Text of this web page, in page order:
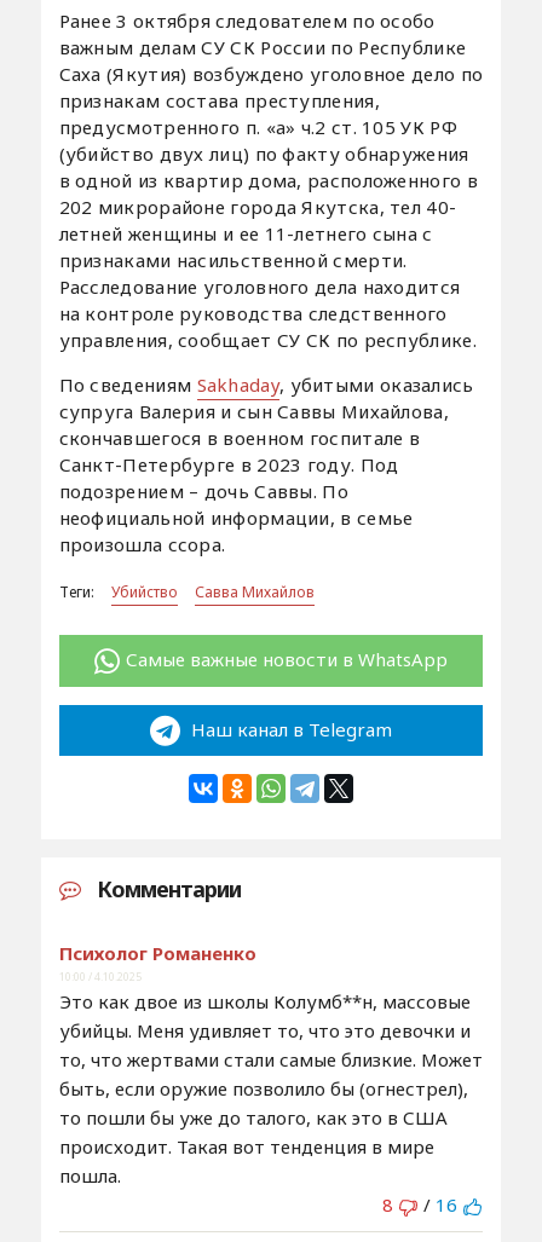
Ранее 3 октября следователем по особо
важным делам СУ СК России по Республике
Саха (Якутия) возбуждено уголовное дело по
признакам состава преступления,
предусмотренного п. «а» ч.2 ст. 105 УК РФ
(убийство двух лиц) по факту обнаружения
в одной из квартир дома, расположенного в
202 микрорайоне города Якутска, тел 40-
летней женщины и ее 11-летнего сына с
признаками насильственной смерти.
Расследование уголовного дела находится
на контроле руководства следственного
управления, сообщает СУ СК по республике.
По сведениям Sakhaday, убитыми оказались
супруга Валерия и сын Саввы Михайлова,
скончавшегося в военном госпитале в
Санкт-Петербурге в 2023 году. Под
подозрением – дочь Саввы. По
неофициальной информации, в семье
произошла ссора.
Теги: Убийство Савва Михайлов
Самые важные новости в WhatsApp
Наш канал в Telegram
Комментарии
Психолог Романенко
10:00 / 4.10.2025
Это как двое из школы Колумб**н, массовые
убийцы. Меня удивляет то, что это девочки и
то, что жертвами стали самые близкие. Может
быть, если оружие позволило бы (огнестрел),
то пошли бы уже до талого, как это в США
происходит. Такая вот тенденция в мире
пошла.
8
/ 16